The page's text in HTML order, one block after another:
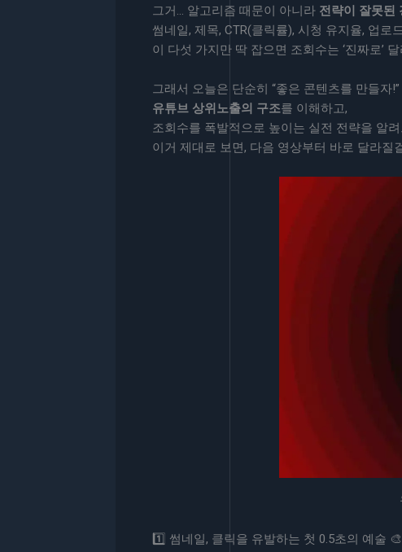
그거… 알고리즘 때문이 아니라 전략이 잘못된
썸네일, 제목, CTR(클릭률), 시청 유지율, 업로
이 다섯 가지만 딱 잡으면 조회수는 ‘진짜로’
그래서 오늘은 단순히 “좋은 콘텐츠를 만들자
유튜브 상위노출의 구조를 이해하고,
조회수를 폭발적으로 높이는 실전 전략을 알
이거 제대로 보면, 다음 영상부터 바로 달라질
1️⃣ 썸네일, 클릭을 유발하는 첫 0.5초의 예술 🎨